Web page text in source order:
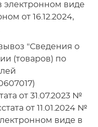
электронном виде
от 16.12.2024,
"Сведения о
(товаров) по
от 31.07.2023 №
от 11.01.2024 №
виде в